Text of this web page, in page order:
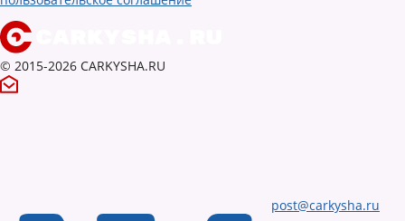
© 2015-2026 CARKYSHA.RU
post@carkysha.ru